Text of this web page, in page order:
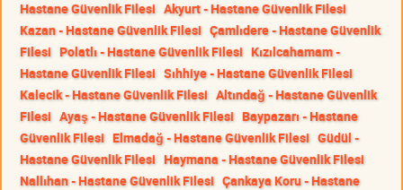
Hastane Güvenlik Filesi Akyurt - Hastane Güvenlik Filesi
Kazan - Hastane Güvenlik Filesi Çamlıdere - Hastane Güvenlik
Filesi Polatlı - Hastane Güvenlik Filesi Kızılcahamam -
Hastane Güvenlik Filesi Sıhhiye - Hastane Güvenlik Filesi
Kalecik - Hastane Güvenlik Filesi Altındağ - Hastane Güvenlik
Filesi Ayaş - Hastane Güvenlik Filesi Baypazarı - Hastane
Güvenlik Filesi Elmadağ - Hastane Güvenlik Filesi Güdül -
Hastane Güvenlik Filesi Haymana - Hastane Güvenlik Filesi
Nallıhan - Hastane Güvenlik Filesi Çankaya Koru - Hastane